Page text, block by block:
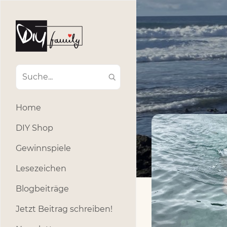
Home
DIY Shop
Gewinnspiele
Lesezeichen
Blogbeiträge
Jetzt Beitrag schreiben!